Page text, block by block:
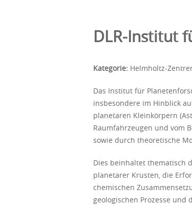
DLR-Institut
Kategorie: Helmholtz-
Das Institut für
insbesondere im Hinblick
planetaren Kleinkörpern
Raumfahrzeugen und vom
sowie durch theoretische
Dies beinhaltet thematisch
planetarer Krusten, die
chemischen
geologischen Prozesse